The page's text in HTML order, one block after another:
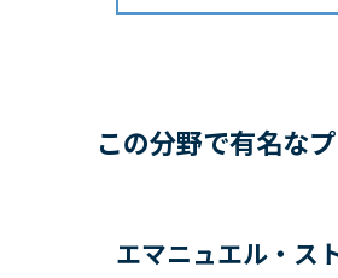
この分野で有名な
エマニュエル・ス